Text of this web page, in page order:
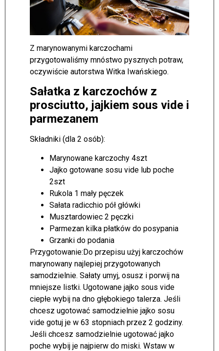
Z marynowanymi karczochami
przygotowaliśmy mnóstwo pysznych potraw,
oczywiście autorstwa Witka Iwańskiego.
Sałatka z karczochów z
prosciutto, jajkiem sous vide i
parmezanem
Składniki (dla 2 osób):
Marynowane karczochy 4szt
Jajko gotowane sosu vide lub poche
2szt
Rukola 1 mały pęczek
Sałata radicchio pół główki
Musztardowiec 2 pęczki
Parmezan kilka płatków do posypania
Grzanki do podania
Przygotowanie:Do przepisu użyj karczochów
marynowany najlepiej przygotowanych
samodzielnie. Sałaty umyj, osusz i porwij na
mniejsze listki. Ugotowane jajko sous vide
ciepłe wybij na dno głębokiego talerza. Jeśli
chcesz ugotować samodzielnie jajko sosu
vide gotuj je w 63 stopniach przez 2 godziny.
Jeśli chcesz samodzielnie ugotować jajko
poche wybij je najpierw do miski. Wstaw w